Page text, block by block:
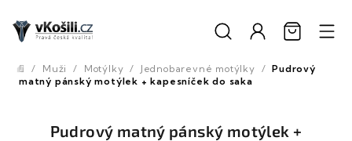
obsah
Domů
/ Muži / Motýlky / Jednobarevné motýlky / Pudrový
matný pánský motýlek + kapesníček do saka
Pudrový matný pánský motýlek +